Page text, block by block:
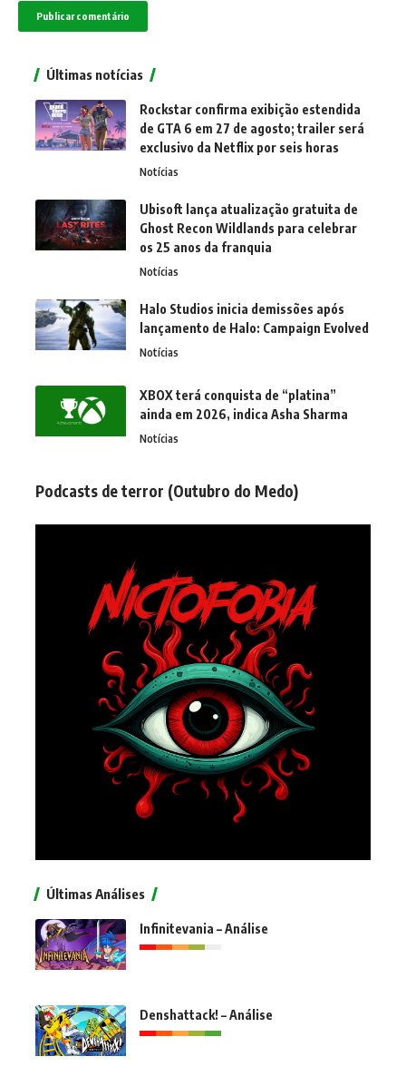
Últimas notícias
Rockstar confirma exibição estendida
de GTA 6 em 27 de agosto; trailer será
exclusivo da Netflix por seis horas
Notícias
Ubisoft lança atualização gratuita de
Ghost Recon Wildlands para celebrar
os 25 anos da franquia
Notícias
Halo Studios inicia demissões após
lançamento de Halo: Campaign Evolved
Notícias
XBOX terá conquista de “platina”
ainda em 2026, indica Asha Sharma
Notícias
Podcasts de terror (Outubro do Medo)
Últimas Análises
Infinitevania – Análise
Denshattack! – Análise